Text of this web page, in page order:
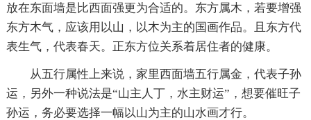
放在东面墙是比西面强更为合适的。东方属木，若要增强
东方木气，应该用以山，以木为主的国画作品。且东方代
表生气，代表春天。正东方位关系着居住者的健康。
从五行属性上来说，家里西面墙五行属金，代表子孙
运，另外一种说法是“山主人丁，水主财运”，想要催旺子
孙运，务必要选择一幅以山为主的山水画才行。